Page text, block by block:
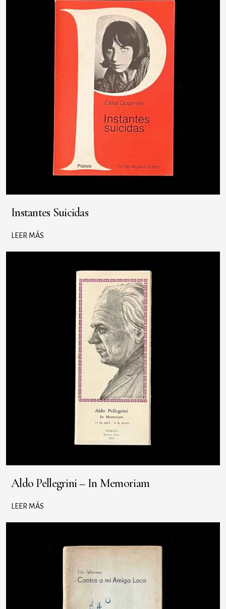
Instantes Suicidas
LEER MÁS
Aldo Pellegrini – In Memoriam
LEER MÁS